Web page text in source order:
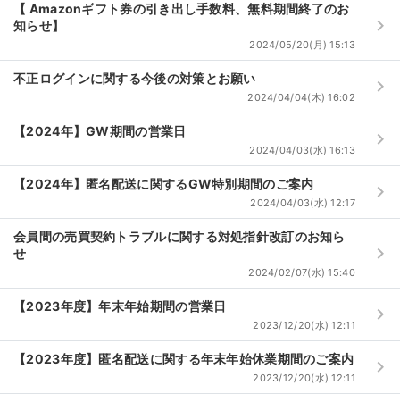
【 Amazonギフト券の引き出し手数料、無料期間終了のお
知らせ】
2024/05/20(月) 15:13
keyboard_arrow_right
不正ログインに関する今後の対策とお願い
2024/04/04(木) 16:02 keyboard_arrow_right
【2024年】GW期間の営業日
2024/04/03(水) 16:13 keyboard_arrow_right
【2024年】匿名配送に関するGW特別期間のご案内
2024/04/03(水) 12:17 keyboard_arrow_right
会員間の売買契約トラブルに関する対処指針改訂のお知ら
せ
2024/02/07(水) 15:40
keyboard_arrow_right
【2023年度】年末年始期間の営業日
2023/12/20(水) 12:11 keyboard_arrow_right
【2023年度】匿名配送に関する年末年始休業期間のご案内
2023/12/20(水) 12:11 keyboard_arrow_right